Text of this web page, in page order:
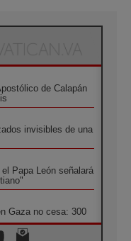
de Calapán
invisibles de una
Papa León señalará
Gaza no cesa: 300